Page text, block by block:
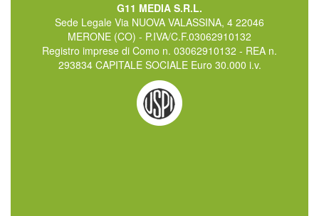
G11 MEDIA S.R.L.
Sede Legale Via NUOVA VALASSINA, 4 22046
MERONE (CO) - P.IVA/C.F.03062910132
Registro imprese di Como n. 03062910132 - REA n.
293834 CAPITALE SOCIALE Euro 30.000 i.v.